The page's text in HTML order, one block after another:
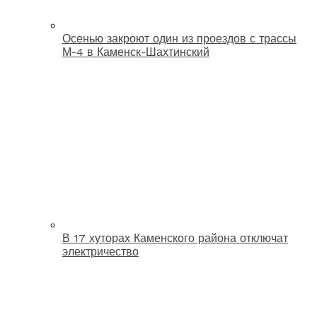
Осенью закроют один из проездов с трассы
М-4 в Каменск-Шахтинский
В 17 хуторах Каменского района отключат
электричество